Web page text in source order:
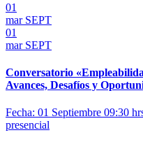
01
mar SEPT
01
mar SEPT
Conversatorio
Avances, Desafíos y
Fecha: 01 Septiembre 09:30
presencial